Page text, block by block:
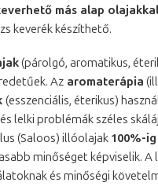
más alap olajakkal
keverék készíthető.
(párolgó, aromatikus,
Az aromaterápia
(esszenciális, éterikus)
lelki problémák széles
(Saloos) illóolajak 100%-
minőséget képviselik. A
és minőségi